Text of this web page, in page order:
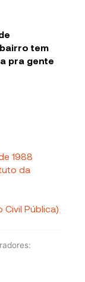
tem
pra gente
1988
da
Civil Pública)